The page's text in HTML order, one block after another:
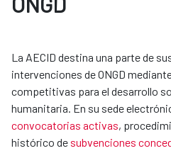
La AECID destina una parte de
intervenciones de ONGD
competitivas para el desarrollo
humanitaria. En su sede
convocatorias activas,
histórico de subvenciones